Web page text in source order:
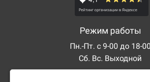
Режим работы
Пн.-Пт. с 9-00 до 18-00
Сб. Вс. Выходной